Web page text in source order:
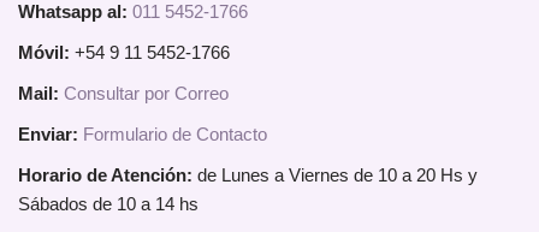
Whatsapp al: 011 5452-1766
Móvil: +54 9 11 5452-1766
Mail: Consultar por Correo
Enviar: Formulario de Contacto
Horario de Atención: de Lunes a Viernes de 10 a 20 Hs y
Sábados de 10 a 14 hs